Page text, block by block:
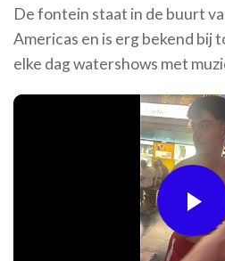
De fontein staat in de buurt
Americas en is erg bekend bij
elke dag watershows met